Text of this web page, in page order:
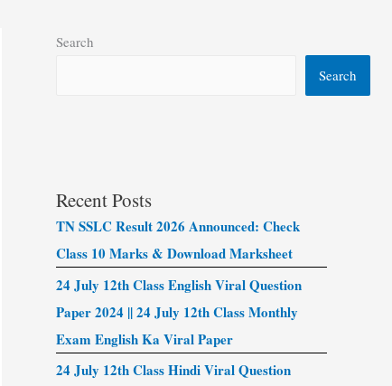
Search
Search
Recent Posts
TN SSLC Result 2026 Announced: Check
Class 10 Marks & Download Marksheet
24 July 12th Class English Viral Question
Paper 2024 || 24 July 12th Class Monthly
Exam English Ka Viral Paper
24 July 12th Class Hindi Viral Question